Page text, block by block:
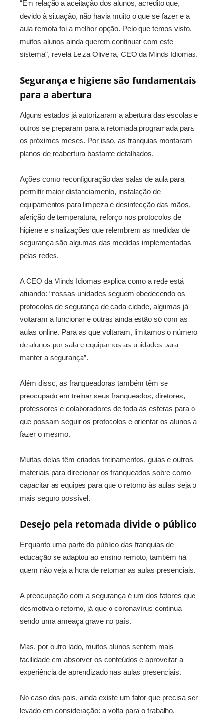
“Em relação a aceitação dos alunos, acredito que,
devido à situação, não havia muito o que se fazer e a
aula remota foi a melhor opção. Pelo que temos visto,
muitos alunos ainda querem continuar com este
sistema”, revela Leiza Oliveira, CEO da Minds Idiomas.
Segurança e higiene são fundamentais
para a abertura
Alguns estados já autorizaram a abertura das escolas e
outros se preparam para a retomada programada para
os próximos meses. Por isso, as franquias montaram
planos de reabertura bastante detalhados.
Ações como reconfiguração das salas de aula para
permitir maior distanciamento, instalação de
equipamentos para limpeza e desinfecção das mãos,
aferição de temperatura, reforço nos protocolos de
higiene e sinalizações que relembrem as medidas de
segurança são algumas das medidas implementadas
pelas redes.
A CEO da Minds Idiomas explica como a rede está
atuando: “nossas unidades seguem obedecendo os
protocolos de segurança de cada cidade, algumas já
voltaram a funcionar e outras ainda estão só com as
aulas online. Para as que voltaram, limitamos o número
de alunos por sala e equipamos as unidades para
manter a segurança”.
Além disso, as franqueadoras também têm se
preocupado em treinar seus franqueados, diretores,
professores e colaboradores de toda as esferas para o
que possam seguir os protocolos e orientar os alunos a
fazer o mesmo.
Muitas delas têm criados treinamentos, guias e outros
materiais para direcionar os franqueados sobre como
capacitar as equipes para que o retorno às aulas seja o
mais seguro possível.
Desejo pela retomada divide o público
Enquanto uma parte do público das franquias de
educação se adaptou ao ensino remoto, também há
quem não veja a hora de retomar as aulas presenciais.
A preocupação com a segurança é um dos fatores que
desmotiva o retorno, já que o coronavírus continua
sendo uma ameaça grave no país.
Mas, por outro lado, muitos alunos sentem mais
facilidade em absorver os conteúdos e aproveitar a
experiência de aprendizado nas aulas presenciais.
No caso dos pais, ainda existe um fator que precisa ser
levado em consideração: a volta para o trabalho.